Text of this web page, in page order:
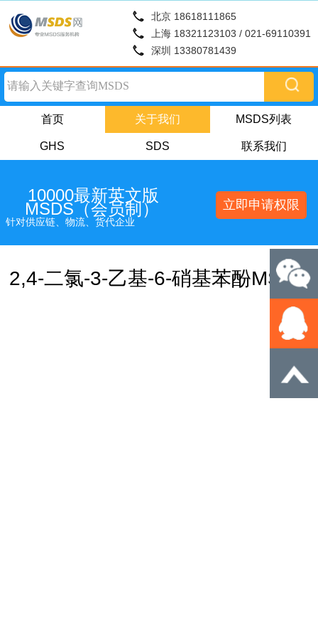
北京 18618111865
上海 18321123103 / 021-69110391
深圳 13380781439
首页 关于我们 MSDS列表
GHS SDS 联系我们
10000最新英文版
MSDS（会员制）
针对供应链、物流、货代企业
立即申请权限
2,4-二氯-3-乙基-6-硝基苯酚MSDS